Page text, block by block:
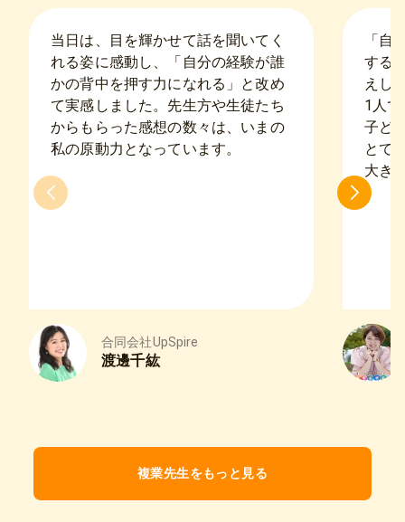
当日は、目を輝かせて話を聞いてく
れる姿に感動し、「自分の経験が誰
かの背中を押す力になれる」と改め
て実感しました。先生方や生徒たち
からもらった感想の数々は、いまの
私の原動力となっています。
合同会社UpSpire
渡邊千紘
「自
する
えし
1人
子ど
とて
大き
複業先生をもっと見る